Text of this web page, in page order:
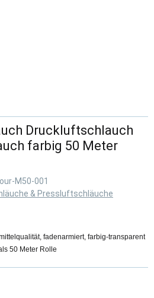
Druckluftschlauch
farbig 50 Meter
M50-001
& Pressluftschläuche
fadenarmiert, farbig-transparent
50 Meter Rolle